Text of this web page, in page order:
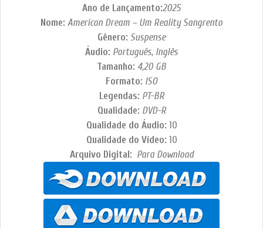
Ano de Lançamento:2025
Nome: American Dream – Um Reality Sangrento
Gênero: Suspense
Áudio: Português, Inglês
Tamanho: 4,20 GB
Formato: ISO
Legendas: PT-BR
Qualidade: DVD-R
Qualidade do Áudio: 10
Qualidade do Vídeo: 10
Arquivo Digital: Para Download